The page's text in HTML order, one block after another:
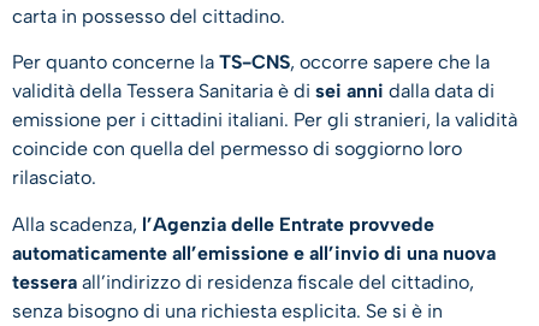
carta in possesso del cittadino.
Per quanto concerne la TS-CNS, occorre sapere che la
validità della Tessera Sanitaria è di sei anni dalla data di
emissione per i cittadini italiani. Per gli stranieri, la validità
coincide con quella del permesso di soggiorno loro
rilasciato.
Alla scadenza, l’Agenzia delle Entrate provvede
automaticamente all’emissione e all’invio di una nuova
tessera all’indirizzo di residenza fiscale del cittadino,
senza bisogno di una richiesta esplicita. Se si è in